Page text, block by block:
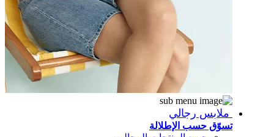
ملابس رجالي
تسوّق حسب الإطلالة